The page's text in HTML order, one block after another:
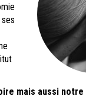
mais aussi